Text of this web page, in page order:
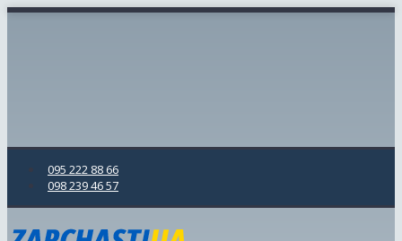
095 222 88 66
098 239 46 57